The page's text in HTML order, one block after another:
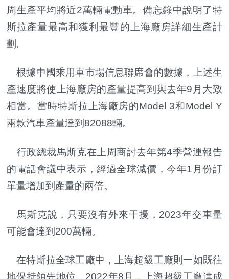
周生產平均將近2萬輛電動車。備忘錄中說明了特
斯拉產量最高和獲利最豐的上海廠房詳細生產計
劃。
根據中國乘用車市場信息聯席會的數據，上述生
產速度將使上海廠房的產量提高到與去年9月大致
相當。當時特斯拉上海廠房的Model 3和Model Y
兩款汽車產量達到82088輛。
行政總裁馬斯克在上周商討去年第4季營運報告
的電話會議中表示，經過全球減價，今年1月份訂
單量增加到產量的兩倍。
馬斯克說，只要沒有外來干擾，2023年交車量
可能會達到200萬輛。
在特斯拉全球工廠中，上海超級工廠則一如既往